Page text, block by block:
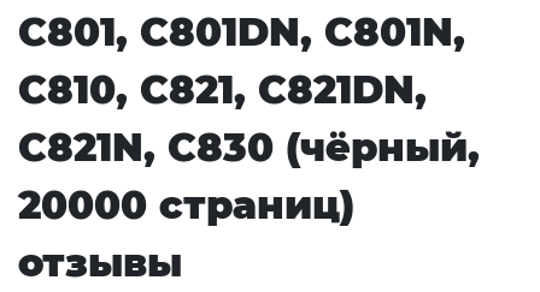
C801, C801DN, C801N,
C810, C821, C821DN,
C821N, C830 (чёрный,
20000 страниц)
отзывы